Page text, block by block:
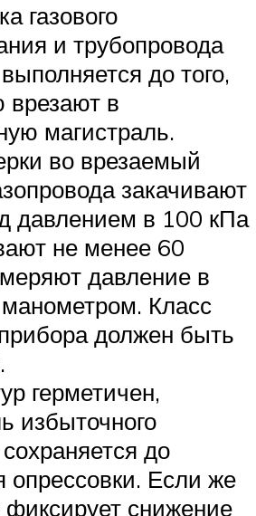
газового
и трубопровода
до того,
врезают в
магистраль.
во врезаемый
закачивают
давлением в 100 кПа
не менее 60
давление в
манометром. Класс
должен быть
герметичен,
избыточного
до
опрессовки. Если же
снижение